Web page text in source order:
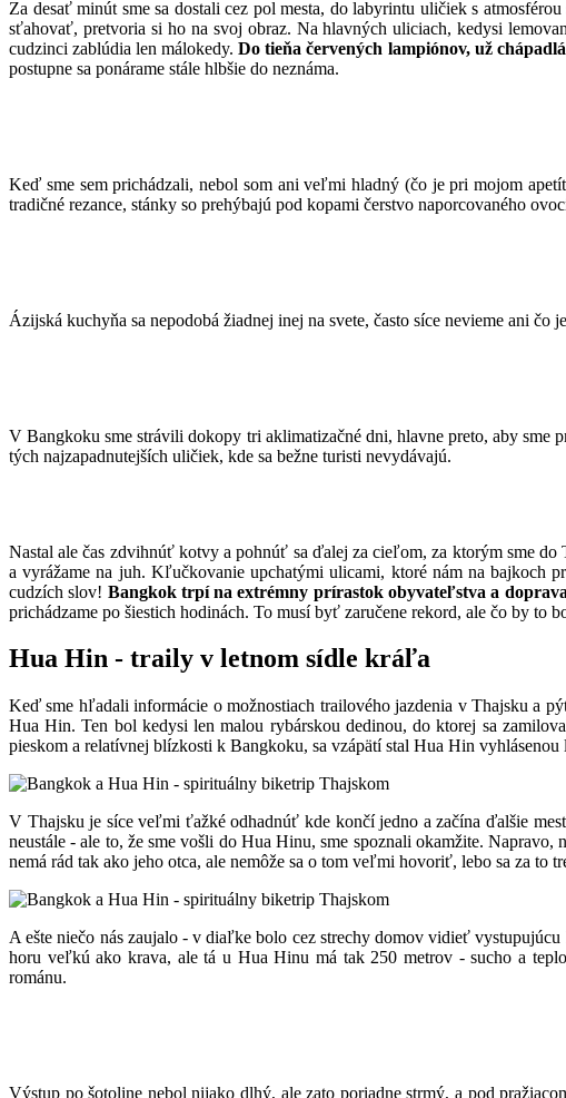
Za desať minút sme sa dostali cez pol mesta, do labyrintu uličiek s
sťahovať, pretvoria si ho na svoj obraz. Na hlavných uliciach, kedysi
cudzinci zablúdia len málokedy.Do tieňa červených lampiónov, už
postupne sa ponárame stále hlbšie do neznáma.
Keď sme sem prichádzali, nebol som ani veľmi hladný (čo je pri mojom
tradičné rezance, stánky so prehýbajú pod kopami čerstvo naporcovaného
Ázijská kuchyňa sa nepodobá žiadnej inej na svete, často síce nevieme ani čo
V Bangkoku sme strávili dokopy tri aklimatizačné dni, hlavne preto, aby
tých najzapadnutejších uličiek, kde sa bežne turisti nevydávajú.
Nastal ale čas zdvihnúť kotvy a pohnúť sa ďalej za cieľom, za ktorým sme
a vyrážame na juh. Kľučkovanie upchatými ulicami, ktoré nám na bajkoch
cudzích slov! Bangkok trpí na extrémny prírastok obyvateľstva a
prichádzame po šiestich hodinách. To musí byť zaručene rekord, ale čo by to
Hua Hin - traily v letnom sídle kráľa
Keď sme hľadali informácie o možnostiach trailového jazdenia v Thajsku a
Hua Hin. Ten bol kedysi len malou rybárskou dedinou, do ktorej sa
pieskom a relatívnej blízkosti k Bangkoku, sa vzápätí stal Hua Hin
V Thajsku je síce veľmi ťažké odhadnúť kde končí jedno a začína ďalšie
neustále - ale to, že sme vošli do Hua Hinu, sme spoznali okamžite.
nemá rád tak ako jeho otca, ale nemôže sa o tom veľmi hovoriť, lebo sa za to
A ešte niečo nás zaujalo - v diaľke bolo cez strechy domov vidieť
horu veľkú ako krava, ale tá u Hua Hinu má tak 250 metrov - sucho a
románu.
Výstup po šotoline nebol nijako dlhý, ale zato poriadne strmý, a pod